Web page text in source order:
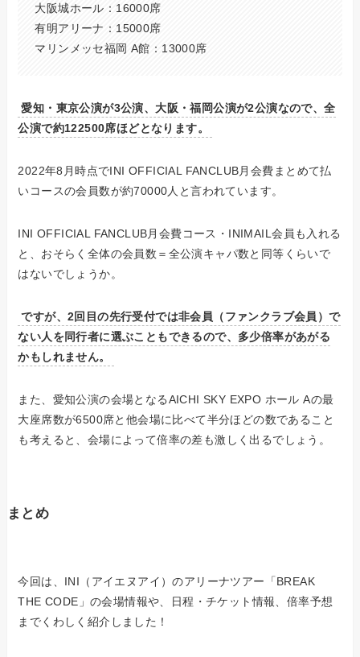
大阪城ホール：16000席
有明アリーナ：15000席
マリンメッセ福岡 A館：13000席
愛知・東京公演が3公演、大阪・福岡公演が2公演なので、全
公演で約122500席ほどとなります。
2022年8月時点でINI OFFICIAL FANCLUB月会費まとめて払
いコースの会員数が約70000人と言われています。
INI OFFICIAL FANCLUB月会費コース・INIMAIL会員も入れる
と、おそらく全体の会員数＝全公演キャパ数と同等くらいで
はないでしょうか。
ですが、2回目の先行受付では非会員（ファンクラブ会員）で
ない人を同行者に選ぶこともできるので、多少倍率があがる
かもしれません。
また、愛知公演の会場となるAICHI SKY EXPO ホール Aの最
大座席数が6500席と他会場に比べて半分ほどの数であること
も考えると、会場によって倍率の差も激しく出るでしょう。
まとめ
今回は、INI（アイエヌアイ）のアリーナツアー「BREAK
THE CODE」の会場情報や、日程・チケット情報、倍率予想
までくわしく紹介しました！